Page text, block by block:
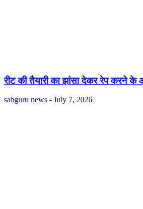
रीट की तैयारी का झांसा देकर रेप करने के
sabguru news - July 7, 2026